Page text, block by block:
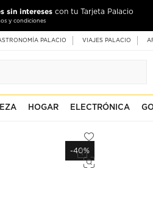
sin intereses con tu Tarjeta Palacio
y condiciones
PALACIO VIAJES PALACIO
HOGAR ELECTRÓNICA
-40%